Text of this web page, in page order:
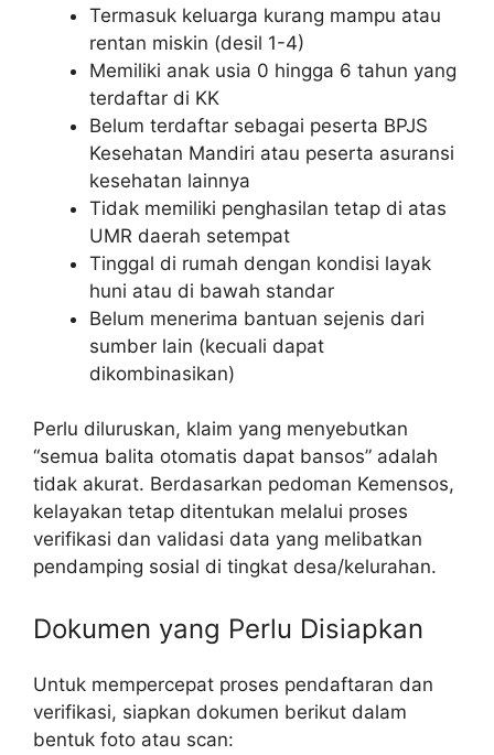
Termasuk keluarga kurang mampu atau
rentan miskin (desil 1-4)
Memiliki anak usia 0 hingga 6 tahun yang
terdaftar di KK
Belum terdaftar sebagai peserta BPJS
Kesehatan Mandiri atau peserta asuransi
kesehatan lainnya
Tidak memiliki penghasilan tetap di atas
UMR daerah setempat
Tinggal di rumah dengan kondisi layak
huni atau di bawah standar
Belum menerima bantuan sejenis dari
sumber lain (kecuali dapat
dikombinasikan)
Perlu diluruskan, klaim yang menyebutkan
“semua balita otomatis dapat bansos” adalah
tidak akurat. Berdasarkan pedoman Kemensos,
kelayakan tetap ditentukan melalui proses
verifikasi dan validasi data yang melibatkan
pendamping sosial di tingkat desa/kelurahan.
Dokumen yang Perlu Disiapkan
Untuk mempercepat proses pendaftaran dan
verifikasi, siapkan dokumen berikut dalam
bentuk foto atau scan: